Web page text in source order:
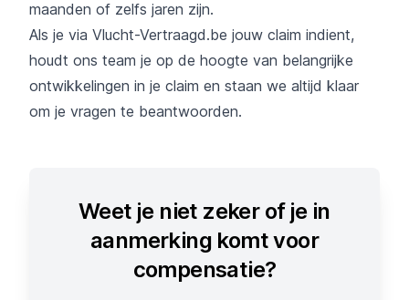
maanden of zelfs jaren zijn.
Als je via Vlucht-Vertraagd.be jouw claim indient,
houdt ons team je op de hoogte van belangrijke
ontwikkelingen in je claim en staan we altijd klaar
om je vragen te beantwoorden.
Weet je niet zeker of je in
aanmerking komt voor
compensatie?